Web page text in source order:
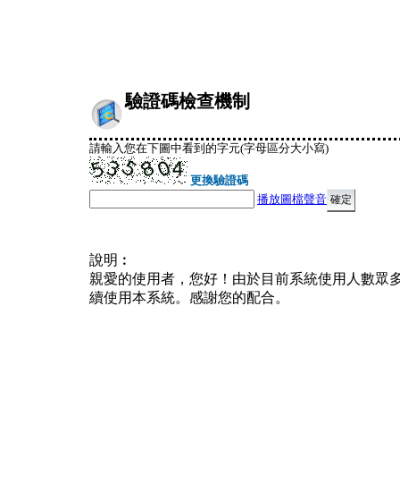
驗證碼檢查機制
請輸入您在下圖中看到的字元(字母區分大小寫)
更換驗證碼
播放圖檔聲音
說明︰
親愛的使用者，您好！由於目前系統使用人數眾
續使用本系統。感謝您的配合。